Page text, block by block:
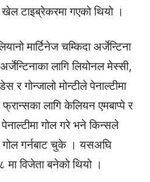
खेल टाइब्रेकरमा गएको थियो ।
मार्टिनेज चम्किदा अर्जेन्टिना
लागि लियोनल मेस्सी,
र गोन्जालो मोन्टीले पेनाल्टीमा
लागि केलियन एमबाप्पे र
गोल गरे भने किन्सले
गोल गर्नबाट चुके । यसअघि
विजेता बनेको थियो ।